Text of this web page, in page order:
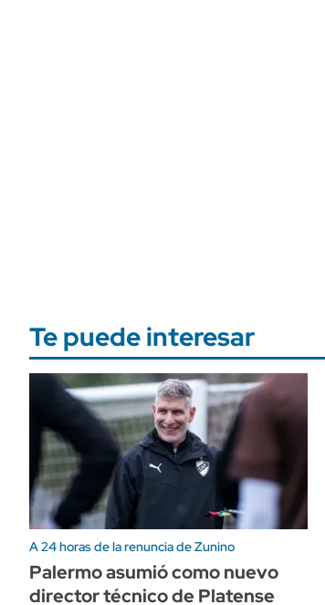
Te puede interesar
A 24 horas de la renuncia de Zunino
Palermo asumió como nuevo
director técnico de Platense